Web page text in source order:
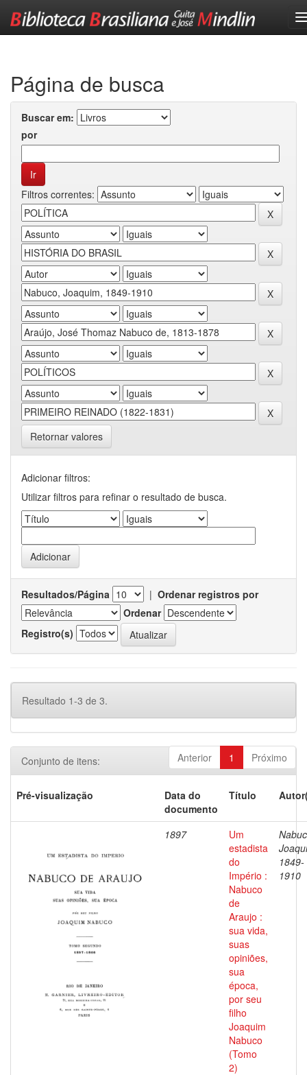
Página de busca
Buscar em:
por
Filtros correntes:
Retornar valores
Adicionar filtros:
Utilizar filtros para refinar o resultado de busca.
Resultados/Página | Ordenar registros por
Ordenar
Registro(s)
Resultado 1-3 de 3.
Anterior 1 Próximo
Conjunto de itens:
Pré-visualização
Data do
documento
Título
1897
Um
estadista
do
Império :
Nabuco
de
Araujo :
sua vida,
suas
opiniões,
sua
época,
por seu
filho
Joaquim
Nabuco
(Tomo
2)
1849-
1910